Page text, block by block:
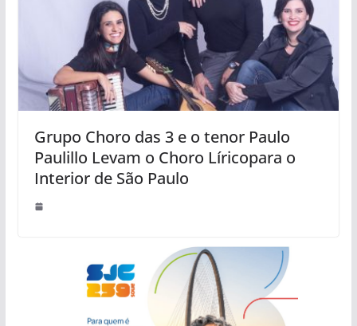
Grupo Choro das 3 e o tenor Paulo
Paulillo Levam o Choro Líricopara o
Interior de São Paulo